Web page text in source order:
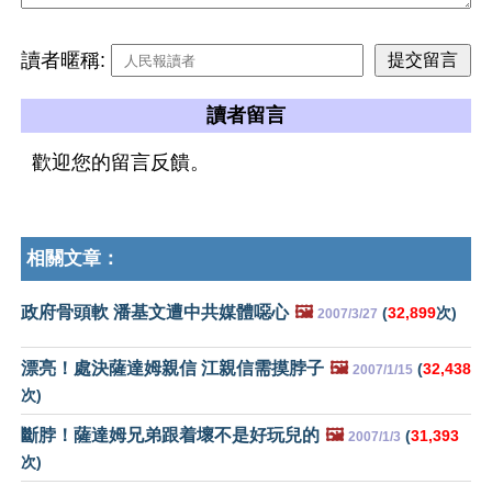
讀者暱稱:
讀者留言
歡迎您的留言反饋。
相關文章：
政府骨頭軟 潘基文遭中共媒體噁心 🖼️ 2007/3/27 (32,899次)
漂亮！處決薩達姆親信 江親信需摸脖子 🖼️ 2007/1/15 (32,438
次)
斷脖！薩達姆兄弟跟着壞不是好玩兒的 🖼️ 2007/1/3 (31,393
次)